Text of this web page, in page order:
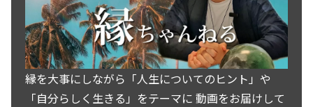
縁を大事にしながら「人生についてのヒント」や
「自分らしく生きる」をテーマに 動画をお届けして